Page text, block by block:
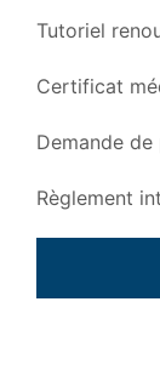
Tutoriel
Certificat
Demande
Règlement